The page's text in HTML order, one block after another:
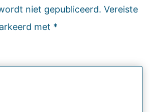
niet gepubliceerd. Vereiste
met *